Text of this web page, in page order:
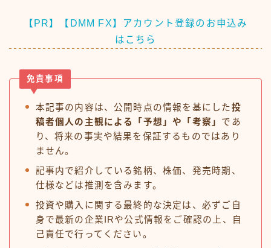
【PR】【DMM FX】アカウント登録のお申込み
はこちら
免責事項
本記事の内容は、公開時点の情報を基にした投
稿者個人の主観による「予想」や「考察」 であ
り、将来の事実や結果を保証するものではあり
ません。
記事内で紹介している銘柄、株価、発売時期、
仕様などは推測を含みます。
投資や購入に関する最終的な決定は、必ずご自
身で最新の企業IRや公式情報をご確認の上、自
己責任で行ってください。